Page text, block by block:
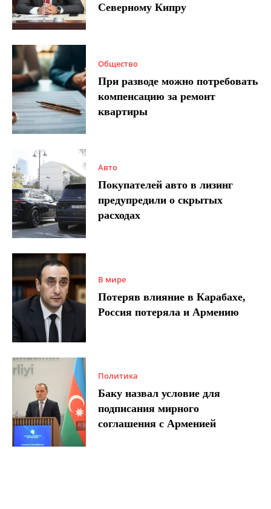
Северному Кипру
Общество
При разводе можно потребовать
компенсацию за ремонт
квартиры
Авто
Покупателей авто в лизинг
предупредили о скрытых
расходах
В мире
Потеряв влияние в Карабахе,
Россия потеряла и Армению
Политика
Баку назвал условие для
подписания мирного
соглашения с Арменией